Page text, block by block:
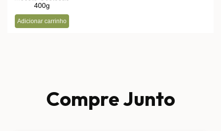
Compre Junto